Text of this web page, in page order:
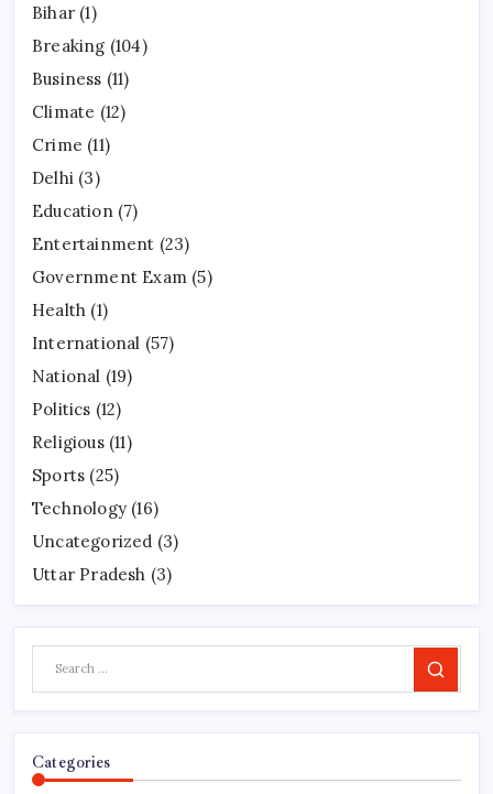
Bihar (1)
Breaking (104)
Business (11)
Climate (12)
Crime (11)
Delhi (3)
Education(7)
Entertainment (23)
Government Exam (5)
Health (1)
International (57)
National (19)
Politics (12)
Religious(11)
Sports (25)
Technology (16)
Uncategorized (3)
Uttar Pradesh (3)
Search
Categories